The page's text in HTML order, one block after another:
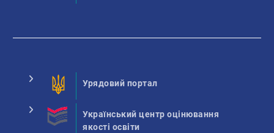
Урядовий портал
Український центр оцінювання
якості освіти